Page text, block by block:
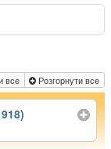
все Розгорнути все